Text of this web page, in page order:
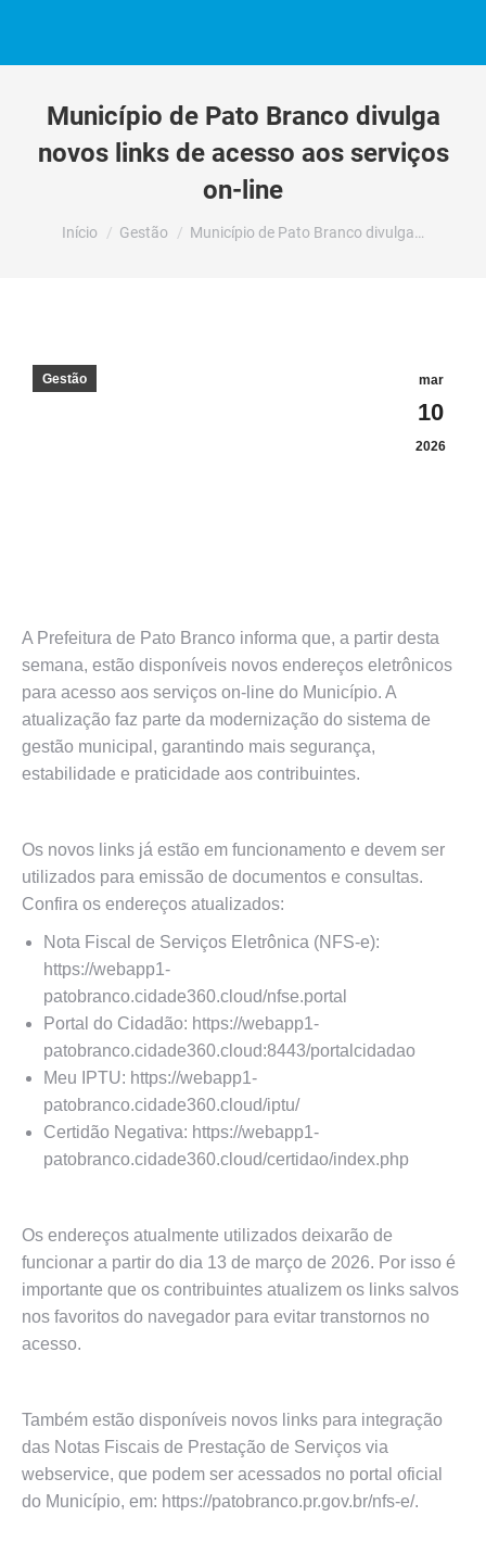
Município de Pato Branco divulga
novos links de acesso aos serviços
on-line
Você está aqui:
Início Gestão Município de Pato Branco divulga…
mar
10
2026
Gestão
A Prefeitura de Pato Branco informa que, a partir desta
semana, estão disponíveis novos endereços eletrônicos
para acesso aos serviços on-line do Município. A
atualização faz parte da modernização do sistema de
gestão municipal, garantindo mais segurança,
estabilidade e praticidade aos contribuintes.
Os novos links já estão em funcionamento e devem ser
utilizados para emissão de documentos e consultas.
Confira os endereços atualizados:
Nota Fiscal de Serviços Eletrônica (NFS-e):
https://webapp1-
patobranco.cidade360.cloud/nfse.portal
Portal do Cidadão: https://webapp1-
patobranco.cidade360.cloud:8443/portalcidadao
Meu IPTU: https://webapp1-
patobranco.cidade360.cloud/iptu/
Certidão Negativa: https://webapp1-
patobranco.cidade360.cloud/certidao/index.php
Os endereços atualmente utilizados deixarão de
funcionar a partir do dia 13 de março de 2026. Por isso é
importante que os contribuintes atualizem os links salvos
nos favoritos do navegador para evitar transtornos no
acesso.
Também estão disponíveis novos links para integração
das Notas Fiscais de Prestação de Serviços via
webservice, que podem ser acessados no portal oficial
do Município, em: https://patobranco.pr.gov.br/nfs-e/.